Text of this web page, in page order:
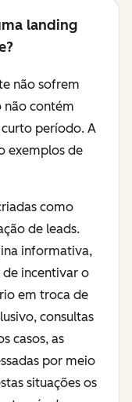
landing
não sofrem
não contém
período. A
exemplos de
como
de leads.
informativa,
incentivar o
em troca de
consultas
casos, as
por meio
situações os